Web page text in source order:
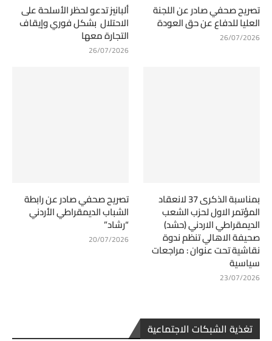
تصريح صحفي صادر عن اللجنة
العليا للدفاع عن حق العودة
26/07/2026
ألبانيز تدعو لحظر الأسلحة على
الاحتلال بشكل فوري وإيقاف
التجارة معها
26/07/2026
بمناسبة الذكرى 37 لانعقاد
المؤتمر الاول لحزب الشعب
الديمقراطي الاردني (حشد)
صحيفة الاهالي تنظم ندوة
نقاشية تحت عنوان : مراجعات
سياسية
23/07/2026
تصريح صحفي صادر عن رابطة
الشباب الديمقراطي الأردني
“رشاد”
20/07/2026
تغذية الشبكات الاجتماعية